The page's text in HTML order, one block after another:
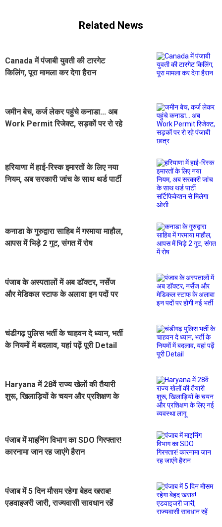
Related News
Canada में पंजाबी युवती की टारगेट
किलिंग, पूरा मामला कर देगा हैरान
जमीन बेच, कर्ज लेकर पहुंचे कनाडा... अब
Work Permit रिजेक्ट, सड़कों पर रो रहे
हरियाणा में हाई-रिस्क इमारतों के लिए नया
नियम, अब सरकारी जांच के साथ थर्ड पार्टी
कनाडा के गुरुद्वारा साहिब में गरमाया माहौल,
आपस में भिड़े 2 गुट, संगत में रोष
पंजाब के अस्पतालों में अब डॉक्टर, नर्सेज
और मेडिकल स्टाफ के अलावा इन पदों पर
चंडीगढ़ पुलिस भर्ती के चाहवन दे ध्यान, भर्ती
के नियमों में बदलाव, यहां पढ़ें पूरी Detail
Haryana में 28वें राज्य खेलों की तैयारी
शुरू, खिलाड़ियों के चयन और प्रशिक्षण के
पंजाब में माइनिंग विभाग का SDO गिरफ्तार!
कारनामा जान रह जाएंगे हैरान
पंजाब में 5 दिन मौसम रहेगा बेहद खराब!
एडवाइजरी जारी, राज्यवासी सावधान रहें